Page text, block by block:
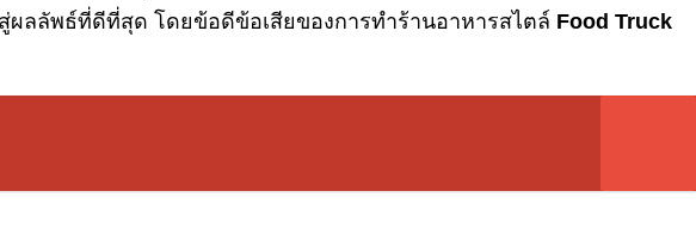
ผลลัพธ์ที่ดีที่สุด โดยข้อดีข้อเสียของการทำร้านอาหารสไตล์ Food Truck